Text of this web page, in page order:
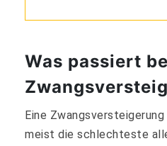
Was passiert
Eine
meist die schlechteste